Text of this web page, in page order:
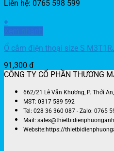
Liên hệ: 0765 598 599
+
Ổ cắm điện thoại size S
91,300 đ
CÔNG TY CỔ PHẦN THƯƠNG
662/21 Lê Văn Khương, P. Thới
MST: 0317 589 592
Tel: 028 36 360 087 - Zalo: 0765
Mail:
Website:https://